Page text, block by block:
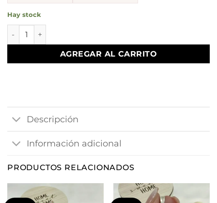
Hay stock
Dije arbol vida medalla redondo cantidad
AGREGAR AL CARRITO
Descripción
Información adicional
PRODUCTOS RELACIONADOS